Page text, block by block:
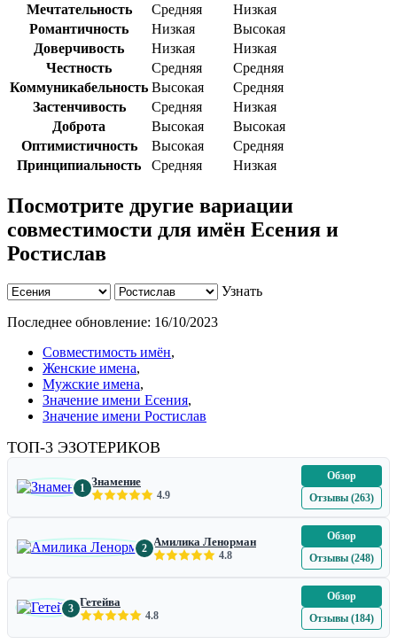
Мечтательность Средняя
Низкая
Романтичность
Низкая
Высокая
Доверчивость
Низкая
Низкая
Честность
Средняя
Средняя
Коммуникабельность Высокая
Средняя
Застенчивость
Средняя
Низкая
Доброта
Высокая
Высокая
Оптимистичность
Высокая
Средняя
Принципиальность
Средняя Низкая
Посмотрите другие вариации
совместимости для имён Есения и
Ростислав
Узнать
Последнее обновление: 16/10/2023
Совместимость имён,
Женские имена,
Мужские имена,
Значение имени Есения,
Значение имени Ростислав
ТОП-3 ЭЗОТЕРИКОВ
1 Знамение
4.9
Обзор
Отзывы (263)
2 Амилика Ленорман
4.8
Обзор
Отзывы (248)
3 Гетейва
4.8
Обзор
Отзывы (184)